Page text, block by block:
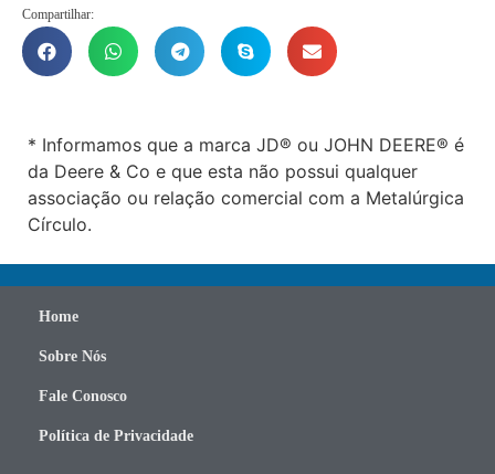
Compartilhar:
* Informamos que a marca JD® ou JOHN DEERE® é
da Deere & Co e que esta não possui qualquer
associação ou relação comercial com a Metalúrgica
Círculo.
Home
Sobre Nós
Fale Conosco
Política de Privacidade